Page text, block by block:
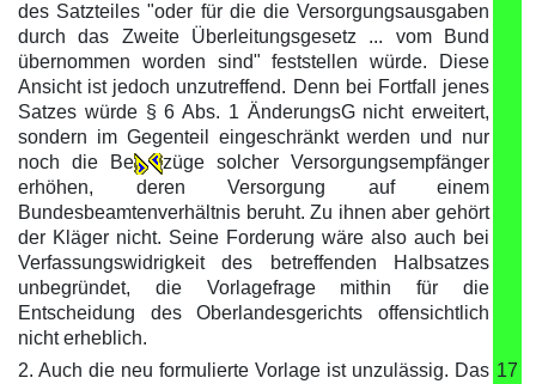
des Satzteiles "oder für die die Versorgungsausgaben
durch das Zweite Überleitungsgesetz ... vom Bund
übernommen worden sind" feststellen würde. Diese
Ansicht ist jedoch unzutreffend. Denn bei Fortfall jenes
Satzes würde § 6 Abs. 1 ÄnderungsG nicht erweitert,
sondern im Gegenteil eingeschränkt werden und nur
noch die Be
züge solcher Versorgungsempfänger
erhöhen, deren Versorgung auf einem
Bundesbeamtenverhältnis beruht. Zu ihnen aber gehört
der Kläger nicht. Seine Forderung wäre also auch bei
Verfassungswidrigkeit des betreffenden Halbsatzes
unbegründet, die Vorlagefrage mithin für die
Entscheidung des Oberlandesgerichts offensichtlich
nicht erheblich.
2. Auch die neu formulierte Vorlage ist unzulässig. Das 17